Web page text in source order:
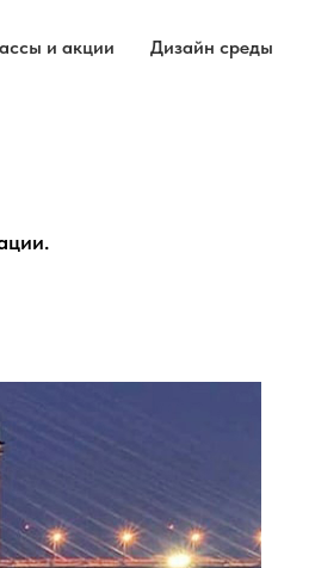
и акции Дизайн среды